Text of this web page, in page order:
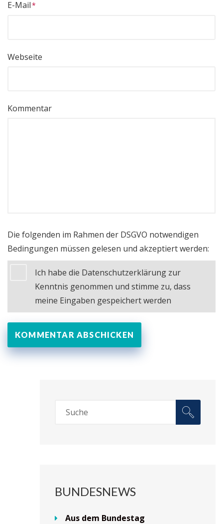
E-Mail
Webseite
Kommentar
Die folgenden im Rahmen der DSGVO notwendigen
Bedingungen müssen gelesen und akzeptiert werden:
Ich habe die Datenschutzerklärung zur
Kenntnis genommen und stimme zu, dass
meine Eingaben gespeichert werden
BUNDESNEWS
Aus dem Bundestag